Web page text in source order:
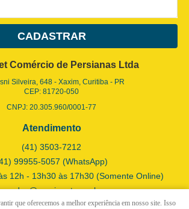
CADASTRAR
Comércio de Persianas Ltda
Silveira, 648- Xaxim, Curitiba - PR
CEP: 81720-050
CNPJ: 20.305.960/0001-77
Atendimento
(41) 3503-7212
99955-5057 (WhatsApp)
12h - 13h30 às 17h30 (Somente Online)
vendas@persianet.com.br
que oferecemos a melhor experiência em nosso site. Isso